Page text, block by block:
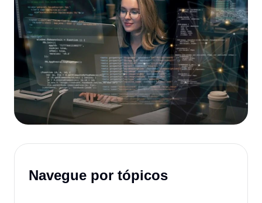
Navegue por tópicos